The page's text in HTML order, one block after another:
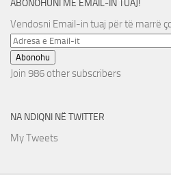
ABONOHUNI ME EMAIL-IN TUAJ!
Vendosni Email-in tuaj për të marrë
Adresa
e
Email-
Abonohu
Join 986 other subscribers
NA NDIQNI NË TWITTER
My Tweets